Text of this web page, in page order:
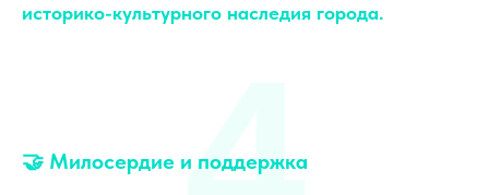
историко-культурного наследия города.
🤝 Милосердие и поддержка